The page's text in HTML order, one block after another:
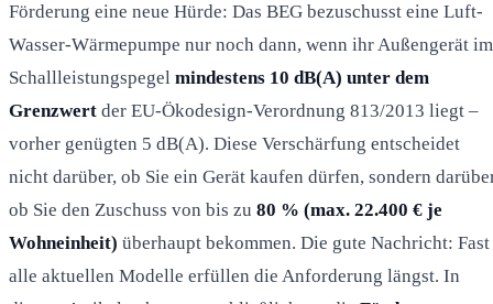
Förderung eine neue Hürde: Das BEG bezuschusst eine Luft-
Wasser-Wärmepumpe nur noch dann, wenn ihr Außengerät im
Schallleistungspegel mindestens 10 dB(A) unter dem
Grenzwert der EU-Ökodesign-Verordnung 813/2013 liegt –
vorher genügten 5 dB(A). Diese Verschärfung entscheidet
nicht darüber, ob Sie ein Gerät kaufen dürfen, sondern
ob Sie den Zuschuss von bis zu 80 % (max. 22.400 € je
Wohneinheit) überhaupt bekommen. Die gute Nachricht: Fast
alle aktuellen Modelle erfüllen die Anforderung längst. In